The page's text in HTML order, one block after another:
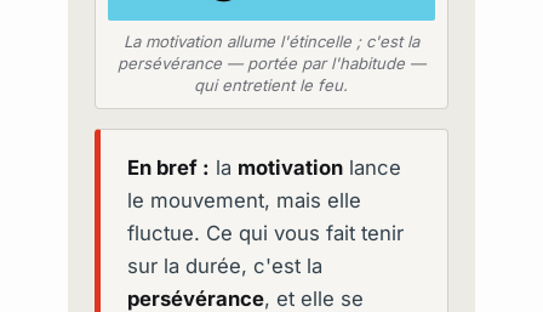
La motivation allume l'étincelle ; c'est la
persévérance — portée par l'habitude —
qui entretient le feu.
En bref : la motivationlance
le mouvement, mais elle
fluctue. Ce qui vous fait tenir
sur la durée, c'est la
persévérance, et elle se